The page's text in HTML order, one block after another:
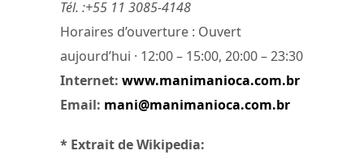
Tél. :+55 11 3085-4148
Horaires d’ouverture : Ouvert
aujourd’hui · 12:00 – 15:00, 20:00 – 23:30
Internet: www.manimanioca.com.br
Email: mani@manimanioca.com.br
* Extrait de Wikipedia: